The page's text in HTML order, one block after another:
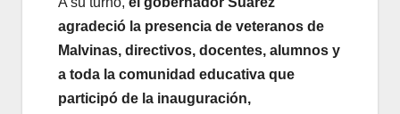
agradeció la presencia de veteranos de
Malvinas, directivos, docentes, alumnos y
a toda la comunidad educativa que
participó de la inauguración,